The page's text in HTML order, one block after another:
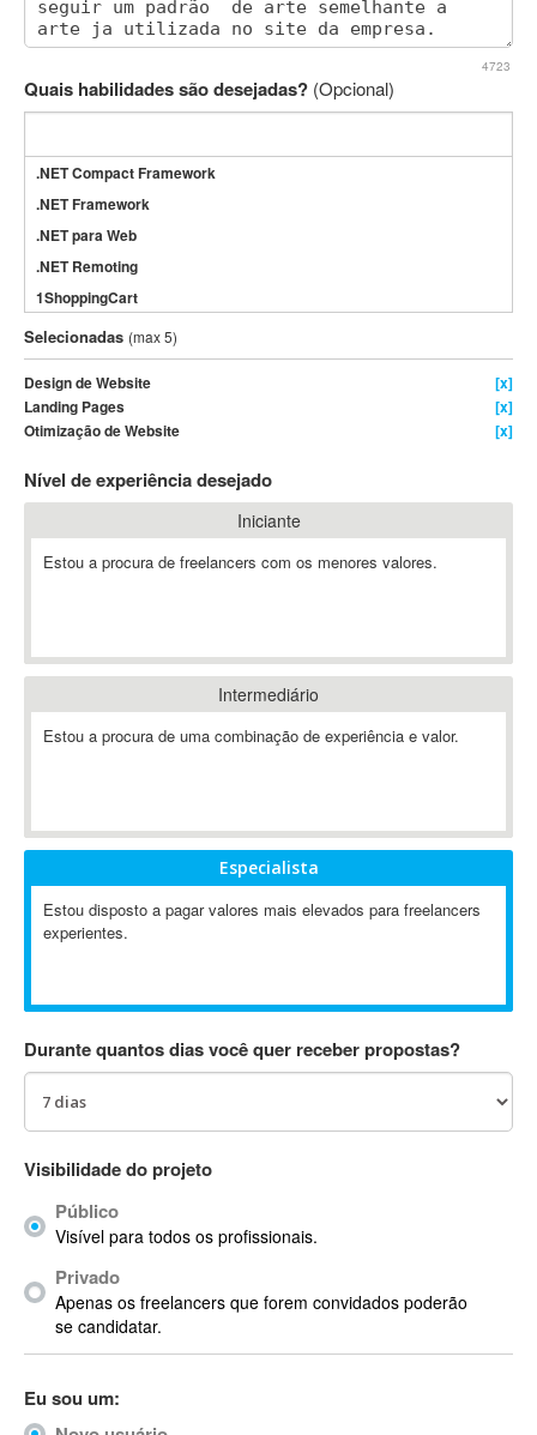
4723
Quais habilidades são desejadas? (Opcional)
.NET Compact Framework
.NET Framework
.NET para Web
.NET Remoting
1ShoppingCart
3DS Max
3GSM
4D Dimension
802.11
A-GPS
ABBYY FineReader
AbleCommerce
Ableton Push
Abstract Window Toolkit (AWT)
Absynth
ACARS
AccountMate
ACDSee
ACID Pro
ACPI
Acrobat
Acrobat X
Acronis
Actian
Actimize
ActionScript
Active Directory
Selecionadas (max 5)
Design de Website
[x]
Landing Pages
[x]
Otimização de Website
[x]
Nível de experiência desejado
Iniciante
Estou a procura de freelancers com os menores valores.
Intermediário
Estou a procura de uma combinação de experiência e valor.
Especialista
Estou disposto a pagar valores mais elevados para freelancers
experientes.
Durante quantos dias você quer receber propostas?
Visibilidade do projeto
Público
Visível para todos os profissionais.
Privado
Apenas os freelancers que forem convidados poderão
se candidatar.
Eu sou um: